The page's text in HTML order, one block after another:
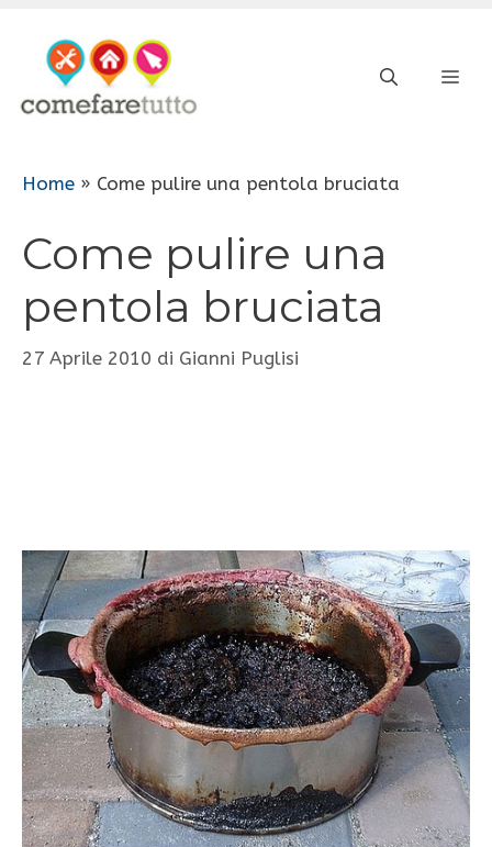
contenuto
Home » Come pulire una pentola bruciata
Come pulire una
pentola bruciata
27 Aprile 2010 di Gianni Puglisi